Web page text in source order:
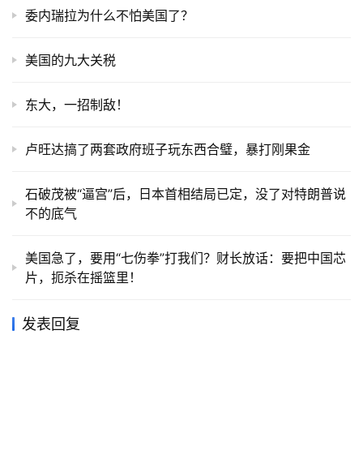
委内瑞拉为什么不怕美国了？
美国的九大关税
东大，一招制敌！
卢旺达搞了两套政府班子玩东西合璧，暴打刚果金
石破茂被“逼宫”后，日本首相结局已定，没了对特朗普说
不的底气
美国急了，要用“七伤拳”打我们？财长放话：要把中国芯
片，扼杀在摇篮里！
发表回复